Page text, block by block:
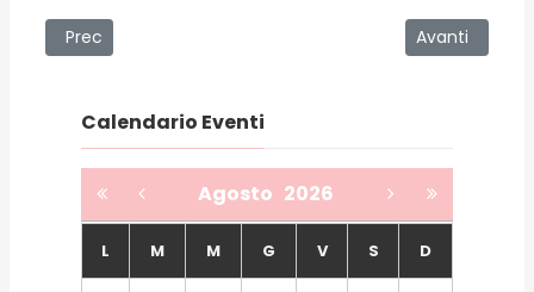
Articolo precedente: “Una vita per la città” – 402°
Prec Articolo
Avanti
Calendario Eventi
Agosto 2026
L M M G V S D